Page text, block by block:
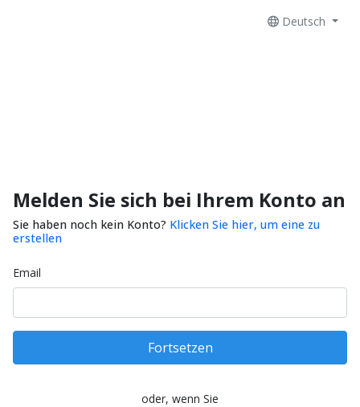
Deutsch
Melden Sie sich bei Ihrem Konto an
Sie haben noch kein Konto? Klicken Sie hier, um eine zu
erstellen
Email
Fortsetzen
oder, wenn Sie